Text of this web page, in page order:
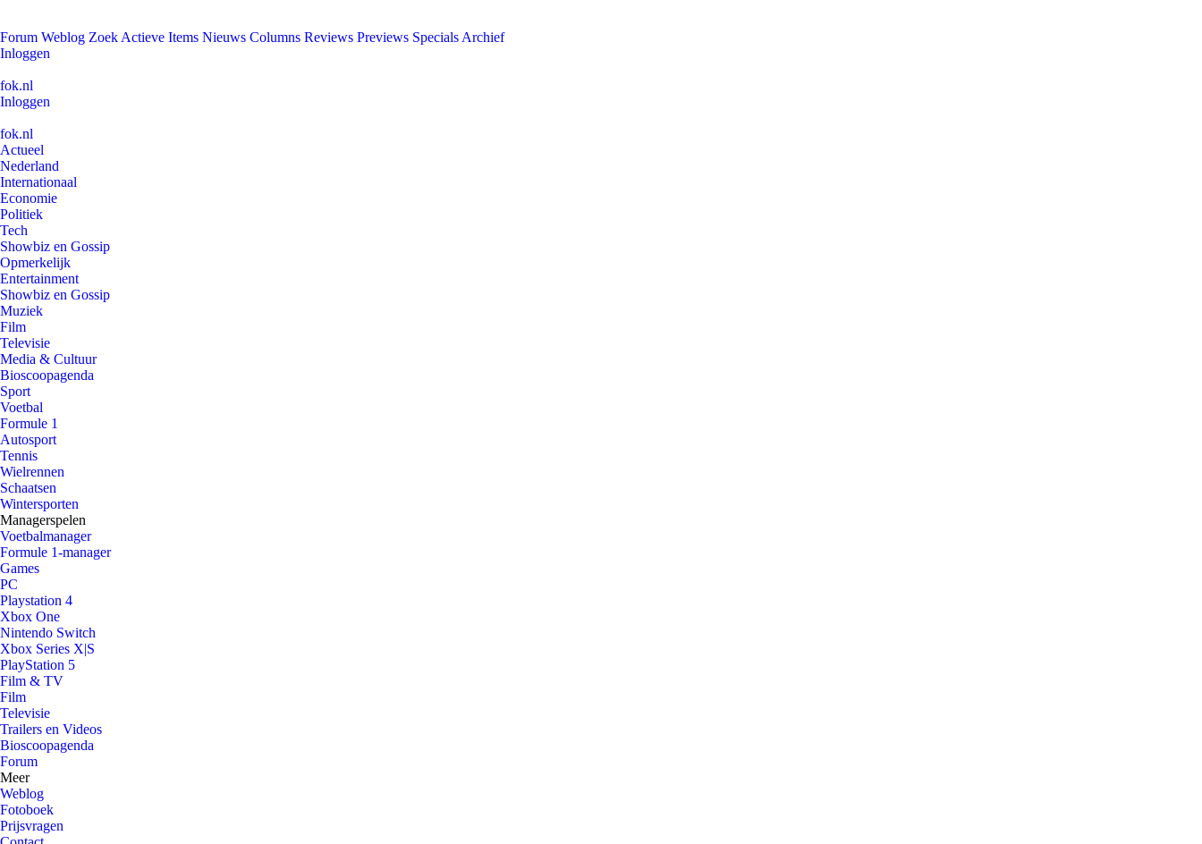
Forum Weblog Zoek Actieve Items Nieuws Columns Reviews Previews Specials Archief
Inloggen
fok.nl
Inloggen
fok.nl
Actueel
Nederland
Internationaal
Economie
Politiek
Tech
Showbiz en Gossip
Opmerkelijk
Entertainment
Showbiz en Gossip
Muziek
Film
Televisie
Media & Cultuur
Bioscoopagenda
Sport
Voetbal
Formule 1
Autosport
Tennis
Wielrennen
Schaatsen
Wintersporten
Managerspelen
Voetbalmanager
Formule 1-manager
Games
PC
Playstation 4
Xbox One
Nintendo Switch
Xbox Series X|S
PlayStation 5
Film & TV
Film
Televisie
Trailers en Videos
Bioscoopagenda
Forum
Meer
Weblog
Fotoboek
Prijsvragen